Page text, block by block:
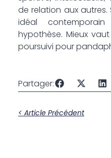
de relation aux
idéal
hypothèse. Mieux
poursuivi pour
Partager:
< Article Précédent